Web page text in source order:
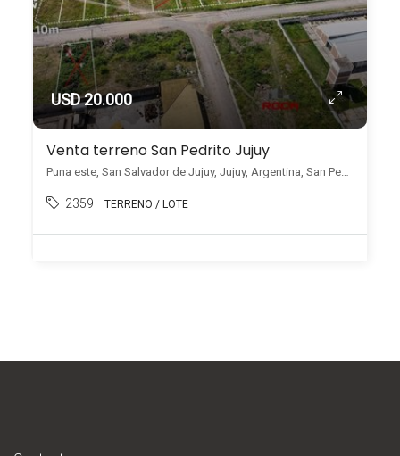
USD 20.000
Venta terreno San Pedrito Jujuy
Puna este, San Salvador de Jujuy, Jujuy, Argentina, San Pedrito, San Salvador de Jujuy
2359 TERRENO / LOTE